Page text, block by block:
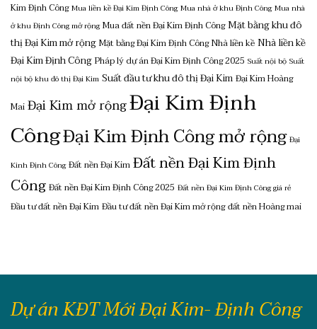
Kim Định Công Mua liền kề Đại Kim Định Công Mua nhà ở khu Định Công Mua nhà
ở khu Định Công mở rộng Mua đất nền Đại Kim Định CôngMặt bằng khu đô
thị Đại Kim mở rộngMặt bằng Đại Kim Định CôngNhà liền kềNhà liền kề
Đại Kim Định CôngPháp lý dự án Đại Kim Định Công 2025 Suất nội bộ Suất
nội bộ khu đô thị Đại Kim Suất đầu tư khu đô thị Đại KimĐại Kim Hoàng
MaiĐại Kim mở rộngĐại Kim Định
CôngĐại Kim Định Công mở rộng Đại
Kinh Định Công Đất nền Đại KimĐất nền Đại Kim Định
CôngĐất nền Đại Kim Định Công 2025 Đất nền Đại Kim Định Công giá rẻ
Đầu tư đất nền Đại KimĐầu tư đất nền Đại Kim mở rộngđất nền Hoàng mai
Dự án KĐT Mới Đại Kim- Định Công